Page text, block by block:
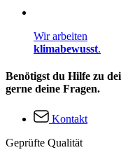
Wir arbeiten
klimabewusst.
Benötigst du Hilfe zu
gerne deine Fragen.
Kontakt
Geprüfte Qualität